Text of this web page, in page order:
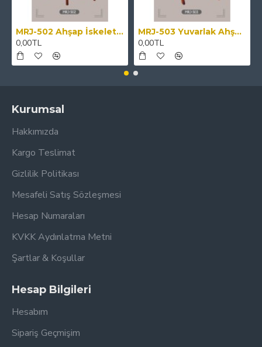
MRJ-502 Ahşap İskeletli Desenli Kumaş Kaplama Minderli Sandalye
0,00TL
MRJ-503 Yuvarlak Ahşap İskeletli Hasır Sandalye
0,00TL
Kurumsal
Hakkımızda
Kargo Teslimat
Gizlilik Politikası
Mesafeli Satış Sözleşmesi
Hesap Numaraları
KVKK Aydınlatma Metni
Şartlar & Koşullar
Hesap Bilgileri
Hesabım
Sipariş Geçmişim